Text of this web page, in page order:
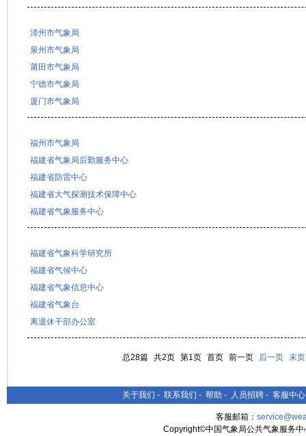
漳州市气象局
泉州市气象局
莆田市气象局
宁德市气象局
厦门市气象局
福州市气象局
福建省气象局后勤服务中心
福建省防雷中心
福建省大气探测技术保障中心
福建省气象服务中心
福建省气象科学研究所
福建省气候中心
福建省气象信息中心
福建省气象台
离退休干部办公室
总28篇 共2页 第1页 首页 前一页 后一页 末页
关于我们 - 联系我们 - 帮助 - 人员招聘 - 客服中心
客服邮箱：
Copyright©中国气象局公共气象服务